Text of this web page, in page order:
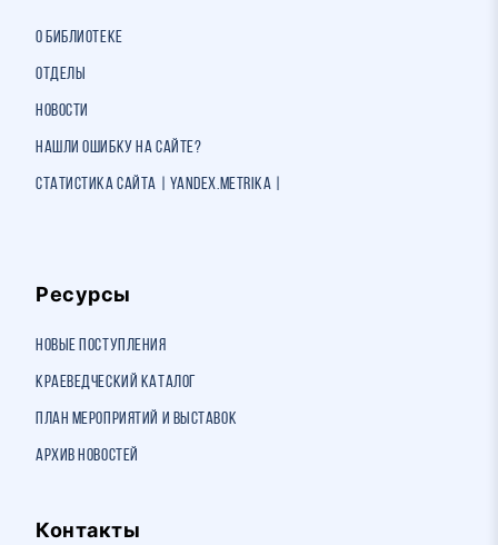
О библиотеке
Отделы
Новости
Нашли ошибку на сайте?
Статистика сайта | Yandex.Metrika |
Ресурсы
Новые поступления
Краеведческий каталог
План мероприятий и выставок
Архив новостей
Контакты